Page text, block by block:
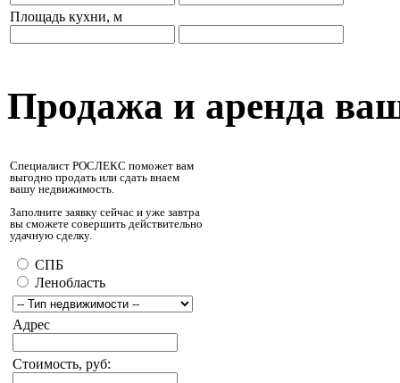
Площадь кухни, м
Продажа и аренда
Специалист РОСЛЕКС поможет вам
выгодно продать или сдать внаем
вашу недвижимость.
Заполните заявку сейчас и уже завтра
вы сможете совершить действительно
удачную сделку.
СПБ
Ленобласть
Адрес
Стоимость, руб: